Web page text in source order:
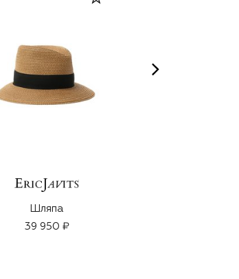
Шляпа
39 950 ₽